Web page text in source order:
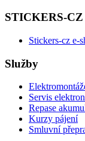
STICKERS-CZ
Stickers-cz e-
Služby
Servis
Repase
Kurzy pájení
Smluvní